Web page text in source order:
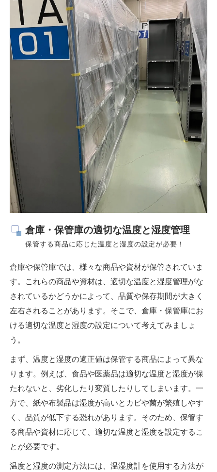
倉庫・保管庫の適切な温度と湿度管理
保管する商品に応じた温度と湿度の設定が必要！
倉庫や保管庫では、様々な商品や資材が保管されていま
す。これらの商品や資材は、適切な温度と湿度管理がな
されているかどうかによって、品質や保存期間が大きく
左右されることがあります。そこで、倉庫・保管庫にお
ける適切な温度と湿度の設定について考えてみましょ
う。
まず、温度と湿度の適正値は保管する商品によって異な
ります。例えば、食品や医薬品は適切な温度と湿度が保
たれないと、劣化したり変質したりしてしまいます。一
方で、紙や布製品は湿度が高いとカビや菌が繁殖しやす
く、品質が低下する恐れがあります。そのため、保管す
る商品や資材に応じて、適切な温度と湿度を設定するこ
とが必要です。
温度と湿度の測定方法には、温湿度計を使用する方法が